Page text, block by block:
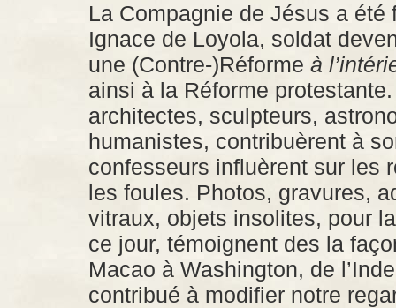
La Compagnie de Jésus a été
Ignace de Loyola, soldat
une (Contre-)Réforme à
ainsi à la Réforme
architectes, sculpteurs,
humanistes, contribuèrent à
confesseurs influèrent sur les
les foules. Photos, gravures,
vitraux, objets insolites, pour
ce jour, témoignent des la
Macao à Washington, de
contribué à modifier notre